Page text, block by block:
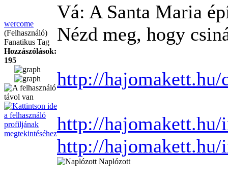
wercome
(Felhasználó)
Fanatikus Tag
Hozzászólások:
195
Vá: A Santa Maria
Nézd meg, hogy
http://
http://hajomakett.hu/
http://hajomakett.hu/
Naplózott